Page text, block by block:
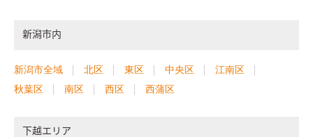
新潟市内
新潟市全域 北区 東区 中央区
江南区
秋葉区
南区 西区 西蒲区
下越エリア